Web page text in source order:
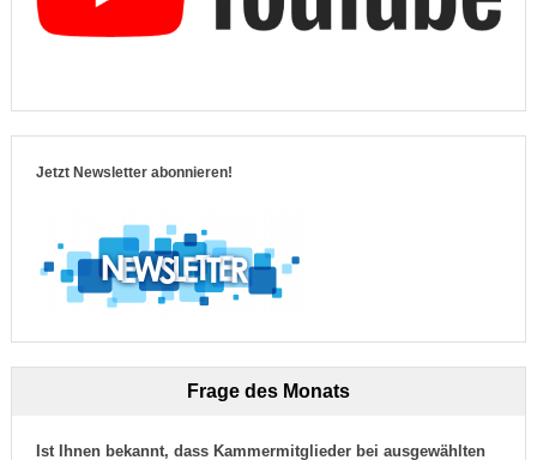
Jetzt Newsletter abonnieren!
Frage des Monats
Ist Ihnen bekannt, dass Kammermitglieder bei ausgewählten